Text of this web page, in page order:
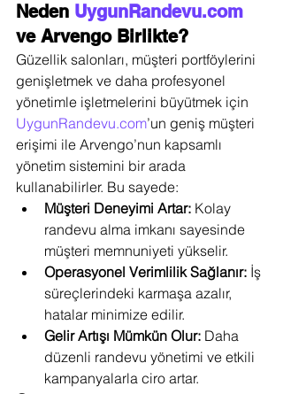
Neden UygunRandevu.com
ve Arvengo Birlikte?
Güzellik salonları, müşteri portföylerini
genişletmek ve daha profesyonel
yönetimle işletmelerini büyütmek için
UygunRandevu.com’un geniş müşteri
erişimi ile Arvengo’nun kapsamlı
yönetim sistemini bir arada
kullanabilirler. Bu sayede:
Müşteri Deneyimi Artar: Kolay
randevu alma imkanı sayesinde
müşteri memnuniyeti yükselir.
Operasyonel Verimlilik Sağlanır: İş
süreçlerindeki karmaşa azalır,
hatalar minimize edilir.
Gelir Artışı Mümkün Olur: Daha
düzenli randevu yönetimi ve etkili
kampanyalarla ciro artar.